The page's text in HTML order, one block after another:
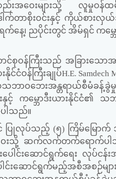
စည်းအဝေးများသို့ လူမှုဝ
း ဒေါက်တာစိုးဝင်းနှင့် ကိုယ်
၊ ညပိုင်းတွင် အိမ်ရှင် ကမ္ဘေ
ဝန်ကြီးသည် အခြားသောအာ
နိုင်ငံဝန်ကြီးချုပ်H.E. Samdech
ေးအန္တရာယ်စီမံခန့်ခွဲမှုဆိုင်
င့် ကမ္ဘောဒီးယားနိုင်ငံ၏ သ
ါသည်။
ြုလုပ်သည့် (၅) ကြိမ်မြော
အဝေးသို့ ဆက်လက်တက်ရောက်ပ
င်းဆောင်ရွက်ရေး လုပ်ငန်း
းဆောင်ရွက်မည့်အစီအစဉ်မျာ